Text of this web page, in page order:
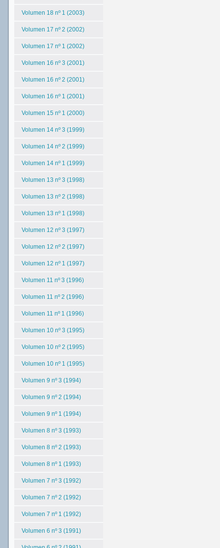
Volumen 18 nº 1 (2003)
Volumen 17 nº 2 (2002)
Volumen 17 nº 1 (2002)
Volumen 16 nº 3 (2001)
Volumen 16 nº 2 (2001)
Volumen 16 nº 1 (2001)
Volumen 15 nº 1 (2000)
Volumen 14 nº 3 (1999)
Volumen 14 nº 2 (1999)
Volumen 14 nº 1 (1999)
Volumen 13 nº 3 (1998)
Volumen 13 nº 2 (1998)
Volumen 13 nº 1 (1998)
Volumen 12 nº 3 (1997)
Volumen 12 nº 2 (1997)
Volumen 12 nº 1 (1997)
Volumen 11 nº 3 (1996)
Volumen 11 nº 2 (1996)
Volumen 11 nº 1 (1996)
Volumen 10 nº 3 (1995)
Volumen 10 nº 2 (1995)
Volumen 10 nº 1 (1995)
Volumen 9 nº 3 (1994)
Volumen 9 nº 2 (1994)
Volumen 9 nº 1 (1994)
Volumen 8 nº 3 (1993)
Volumen 8 nº 2 (1993)
Volumen 8 nº 1 (1993)
Volumen 7 nº 3 (1992)
Volumen 7 nº 2 (1992)
Volumen 7 nº 1 (1992)
Volumen 6 nº 3 (1991)